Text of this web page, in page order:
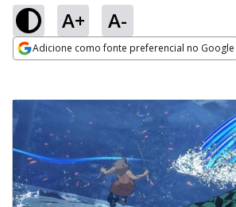
A+ A-
Adicione como fonte preferencial no Google